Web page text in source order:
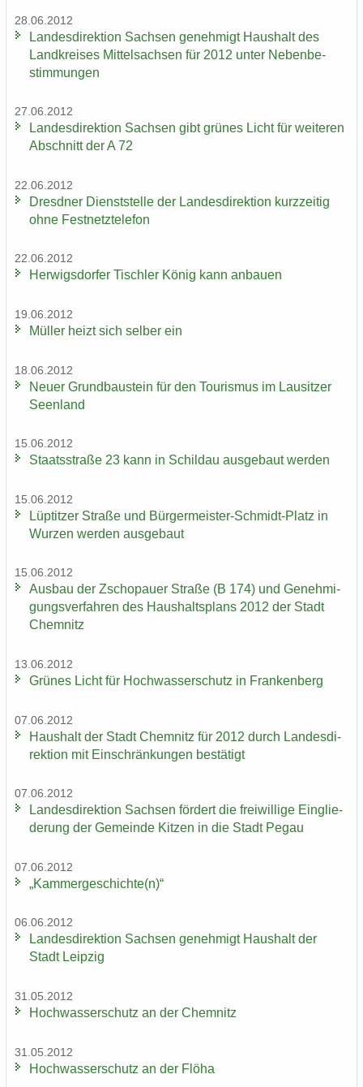
28.06.2012
Lan­des­di­rek­ti­on Sach­sen ge­neh­migt Haus­halt des
Land­krei­ses Mit­tel­sach­sen für 2012 unter Ne­ben­be­
stim­mun­gen
27.06.2012
Lan­des­di­rek­ti­on Sach­sen gibt grü­nes Licht für wei­te­ren
Ab­schnitt der A 72
22.06.2012
Dresd­ner Dienst­stel­le der Lan­des­di­rek­ti­on kurz­zei­tig
ohne Fest­netz­te­le­fon
22.06.2012
Her­wigs­dor­fer Tisch­ler König kann an­bau­en
19.06.2012
Mül­ler heizt sich sel­ber ein
18.06.2012
Neuer Grund­bau­stein für den Tou­ris­mus im Lau­sit­zer
Se­en­land
15.06.2012
Staats­stra­ße 23 kann in Schildau aus­ge­baut wer­den
15.06.2012
Lüp­tit­zer Stra­ße und Bürgermeister-​Schmidt-Platz in
Wur­zen wer­den aus­ge­baut
15.06.2012
Aus­bau der Zscho­pau­er Stra­ße (B 174) und Ge­neh­mi­
gungs­ver­fah­ren des Haus­halts­plans 2012 der Stadt
Chem­nitz
13.06.2012
Grü­nes Licht für Hoch­was­ser­schutz in Fran­ken­berg
07.06.2012
Haus­halt der Stadt Chem­nitz für 2012 durch Lan­des­di­
rek­ti­on mit Ein­schrän­kun­gen be­stä­tigt
07.06.2012
Lan­des­di­rek­ti­on Sach­sen för­dert die frei­wil­li­ge Ein­glie­
de­rung der Ge­mein­de Kit­zen in die Stadt Pegau
07.06.2012
„Kam­mer­ge­schich­te(n)“
06.06.2012
Lan­des­di­rek­ti­on Sach­sen ge­neh­migt Haus­halt der
Stadt Leip­zig
31.05.2012
Hoch­was­ser­schutz an der Chem­nitz
31.05.2012
Hoch­was­ser­schutz an der Flöha